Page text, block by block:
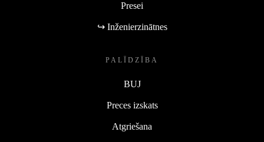
Presei
↪ Inženierzinātnes
PALĪDZĪBA
BUJ
Preces izskats
Atgriešana